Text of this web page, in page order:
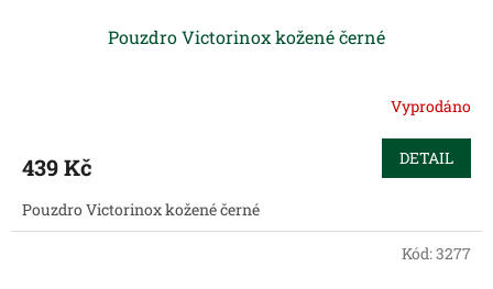
Pouzdro Victorinox kožené černé
Vyprodáno
439 Kč DETAIL
Pouzdro Victorinox kožené černé
Kód:3277